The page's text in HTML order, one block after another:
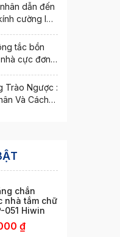
dẫn đến
cường lực
tắc bồn
cực đơn
Trào Ngược :
Và Cách
chắn
nhà tắm chữ
051 Hiwin
₫